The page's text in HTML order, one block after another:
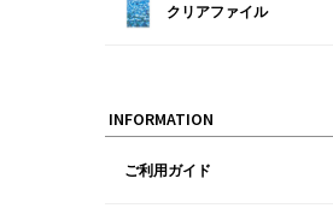
クリアファイル
INFORMATION
ご利用ガイド